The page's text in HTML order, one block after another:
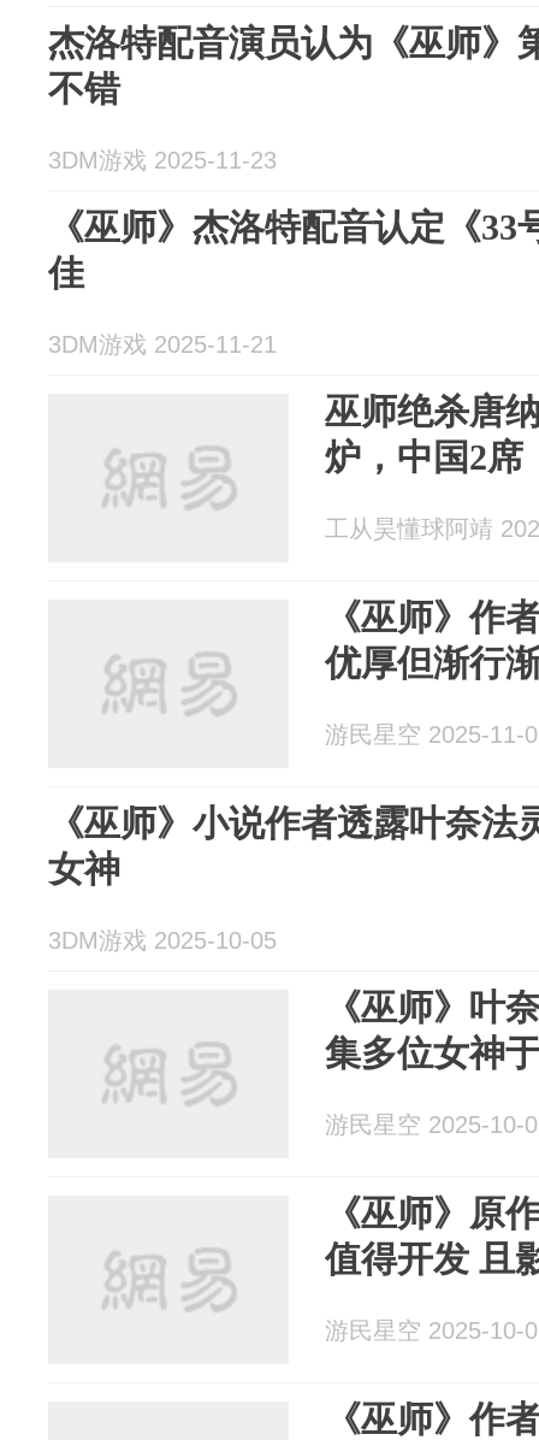
杰洛特配音演员认为《巫师》
不错
3DM游戏 2025-11-23
《巫师》杰洛特配音认定《
佳
3DM游戏 2025-11-21
巫师绝杀唐
炉，中国2席
工从昊懂球阿靖
《巫师》作
优厚但渐行
游民星空 2025-11-
《巫师》小说作者透露叶奈
女神
3DM游戏 2025-10-05
《巫师》叶
集多位女神
游民星空 2025-10-
《巫师》原
值得开发 且
游民星空 2025-10-
《巫师》作